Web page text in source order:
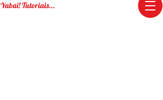
Yabai! Tutoriais...